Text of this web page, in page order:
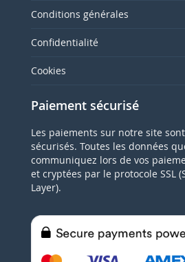
Conditions générales
Confidentialité
Cookies
Paiement sécurisé
Les paiements sur notre site
sécurisés. Toutes les données
communiquez lors de vos
et cryptées par le protocole SSL
Layer).